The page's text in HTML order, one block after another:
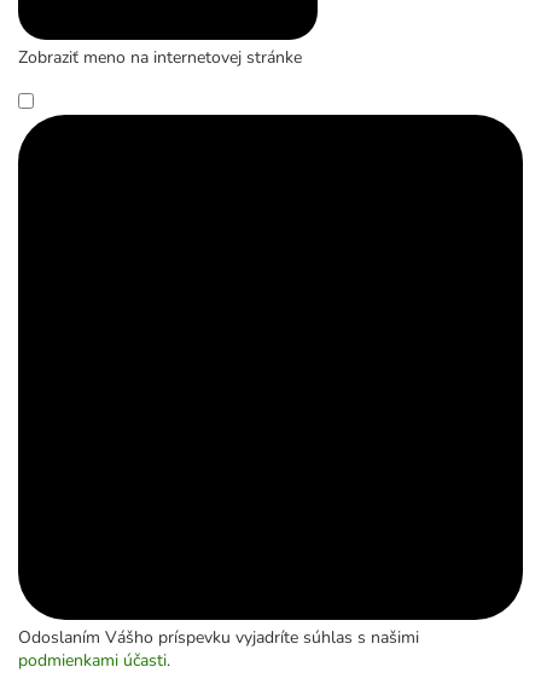
Zobraziť meno na internetovej stránke
Odoslaním Vášho príspevku vyjadríte súhlas s našimi
podmienkami účasti.